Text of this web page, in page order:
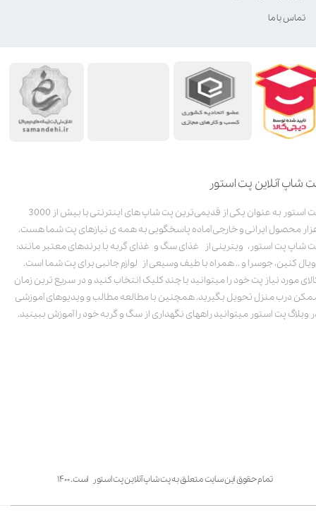
شاپ آنلاین پت استور
پت استور به عنوان یکی از قدیمی‌ترین پت شاپ های اینترنتی با بیش از 3000
محصول ایرانی و خارجی آماده پاسخگویی به همه ی نیازهای پت شما هست.
شاپ پت استور، ویترینی از غذای سگ و غذای گربه با برندهای معتبر مانند:
کنین، جوسرا و .. همراه با طیف وسیعی از لوازم جانبی برای پت شما است.
مورد نیاز پت خود را میتوانید با چند کلیک انتخاب کنید و در سریع ترین زمان
درب منزل تحویل بگیرید. همچنین با مطالعه مطالب و ویدیوهای آموزشی
وبلاگ پت استور میتوانید راههای نگهداری از سگ و گربه خود را آموزش ببینید.
تمام حقوق این سایت متعلق به پت شاپ آنلاین پت استور است. ۱۴۰۰
تماس با ما